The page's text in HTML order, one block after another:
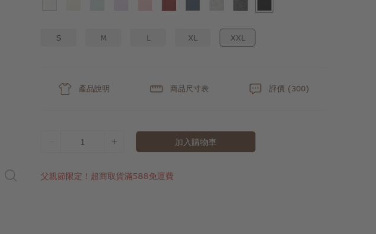
S M L XL XXL
產品說明 商品尺寸表 評價 (300)
1 加入購物車
父親節限定！超商取貨滿588免運費